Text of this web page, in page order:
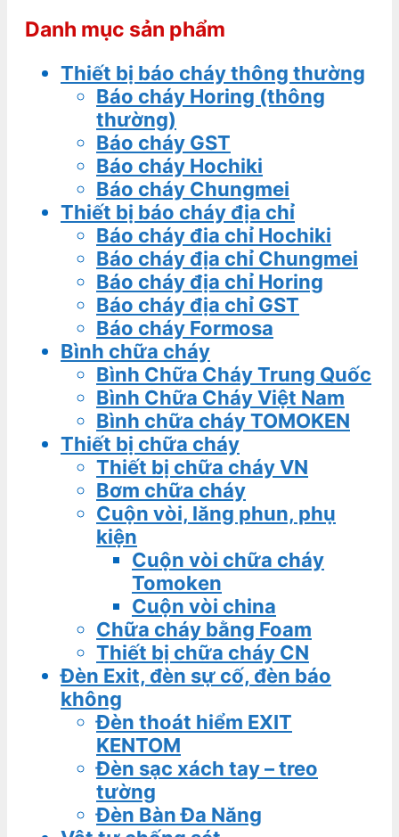
Danh mục sản phẩm
Thiết bị báo cháy thông thường
Báo cháy Horing (thông
thường)
Báo cháy GST
Báo cháy Hochiki
Báo cháy Chungmei
Thiết bị báo cháy địa chỉ
Báo cháy đia chỉ Hochiki
Báo cháy địa chỉ Chungmei
Báo cháy địa chỉ Horing
Báo cháy địa chỉ GST
Báo cháy Formosa
Bình chữa cháy
Bình Chữa Cháy Trung Quốc
Bình Chữa Cháy Việt Nam
Bình chữa cháy TOMOKEN
Thiết bị chữa cháy
Thiết bị chữa cháy VN
Bơm chữa cháy
Cuộn vòi, lăng phun, phụ
kiện
Cuộn vòi chữa cháy
Tomoken
Cuộn vòi china
Chữa cháy bằng Foam
Thiết bị chữa cháy CN
Đèn Exit, đèn sự cố, đèn báo
không
Đèn thoát hiểm EXIT
KENTOM
Đèn sạc xách tay – treo
tường
Đèn Bàn Đa Năng